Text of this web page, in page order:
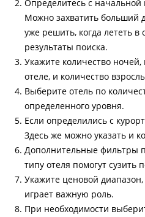
Определитесь с
Можно захватить больший
уже решить, когда лететь в
результаты поиска.
Укажите количество
отеле, и количество
Выберите отель по
определенного уровня.
Если определились с
Здесь же можно указать и
Дополнительные фильтры
типу отеля помогут сузить
Укажите ценовой
играет важную роль.
При необходимости